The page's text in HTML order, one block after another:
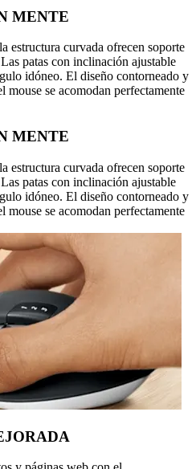
MENTE
estructura curvada ofrecen soporte
patas con inclinación ajustable
idóneo. El diseño contorneado y
mouse se acomodan perfectamente
MENTE
estructura curvada ofrecen soporte
patas con inclinación ajustable
idóneo. El diseño contorneado y
mouse se acomodan perfectamente